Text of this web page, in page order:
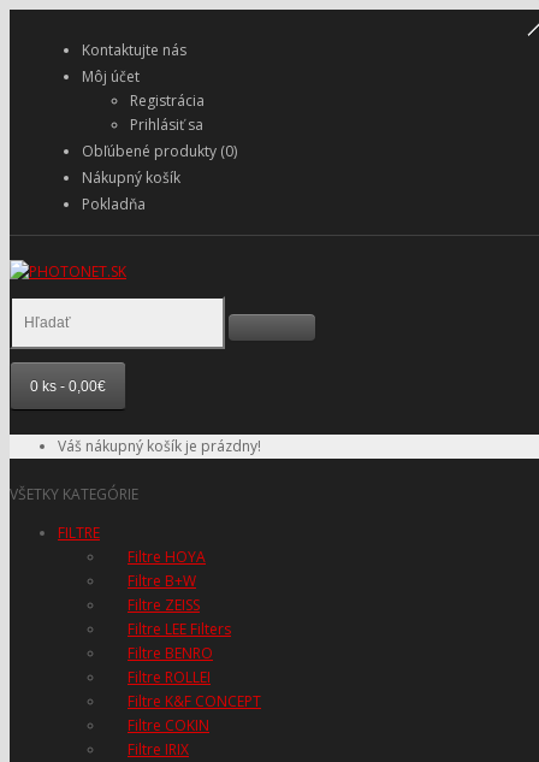
Kontaktujte nás
Môj účet
Registrácia
Prihlásiť sa
Obľúbené produkty (0)
Nákupný košík
Pokladňa
0 ks - 0,00€
Váš nákupný košík je prázdny!
VŠETKY KATEGÓRIE
FILTRE
Filtre HOYA
Filtre B+W
Filtre ZEISS
Filtre LEE Filters
Filtre BENRO
Filtre ROLLEI
Filtre K&F CONCEPT
Filtre COKIN
Filtre IRIX